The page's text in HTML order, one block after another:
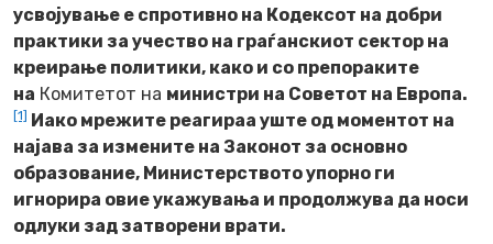
усвојување е спротивно на Кодексот на добри
практики за учество на граѓанскиот сектор на
креирање политики, како и со препораките
на Комитетот на министри на Советот на Европа.
[1] Иако мрежите реагираа уште од моментот на
најава за измените на Законот за основно
образование, Министерството упорно ги
игнорира овие укажувања и продолжува да носи
одлуки зад затворени врати.